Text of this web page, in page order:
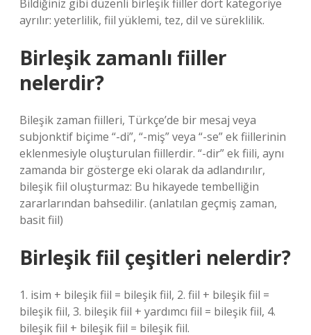
Bildiğiniz gibi düzenli birleşik fiiller dört kategoriye
ayrılır: yeterlilik, fiil yüklemi, tez, dil ve süreklilik.
Birleşik zamanlı fiiller
nelerdir?
Bileşik zaman fiilleri, Türkçe’de bir mesaj veya
subjonktif biçime “-di”, “-miş” veya “-se” ek fiillerinin
eklenmesiyle oluşturulan fiillerdir. “-dir” ek fiili, aynı
zamanda bir gösterge eki olarak da adlandırılır,
bileşik fiil oluşturmaz: Bu hikayede tembelliğin
zararlarından bahsedilir. (anlatılan geçmiş zaman,
basit fiil)
Birleşik fiil çeşitleri nelerdir?
1. isim + bileşik fiil = bileşik fiil, 2. fiil + bileşik fiil =
bileşik fiil, 3. bileşik fiil + yardımcı fiil = bileşik fiil, 4.
bileşik fiil + bileşik fiil = bileşik fiil.